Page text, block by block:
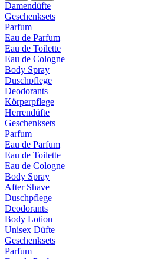
Damendüfte
Geschenksets
Parfum
Eau de Parfum
Eau de Toilette
Eau de Cologne
Body Spray
Duschpflege
Deodorants
Körperpflege
Herrendüfte
Geschenksets
Parfum
Eau de Parfum
Eau de Toilette
Eau de Cologne
Body Spray
After Shave
Duschpflege
Deodorants
Body Lotion
Unisex Düfte
Geschenksets
Parfum